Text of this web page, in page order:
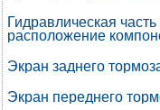
Гидравлическая
расположение
Экран заднего
Экран переднего